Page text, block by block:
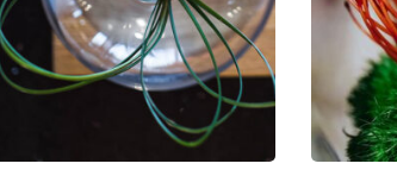
ADD TO CART